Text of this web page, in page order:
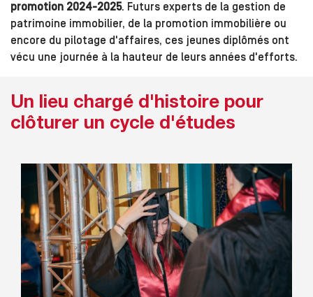
promotion 2024-2025. Futurs experts de la gestion de
patrimoine immobilier, de la promotion immobilière ou
encore du pilotage d'affaires, ces jeunes diplômés ont
vécu une journée à la hauteur de leurs années d'efforts.
Un lieu chargé d'histoire pour
clôturer un cycle d'études